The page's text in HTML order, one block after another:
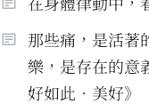
那些痛，是活著
樂，是存在的
好如此．美好》